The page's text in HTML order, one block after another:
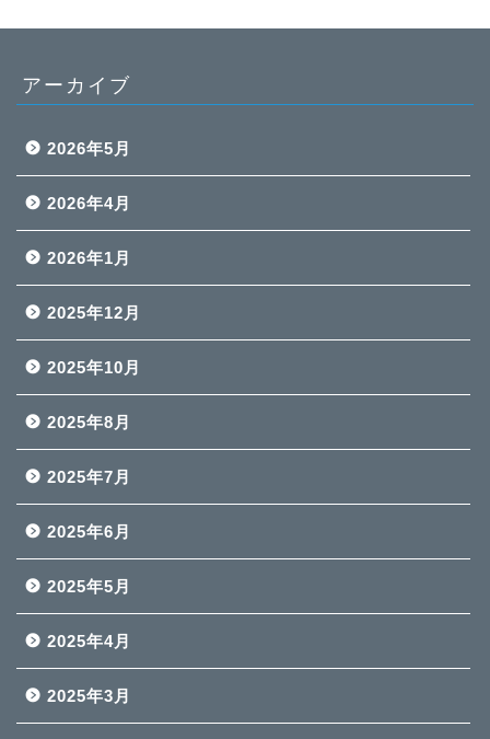
アーカイブ
2026年5月
2026年4月
2026年1月
2025年12月
2025年10月
2025年8月
2025年7月
2025年6月
2025年5月
2025年4月
2025年3月